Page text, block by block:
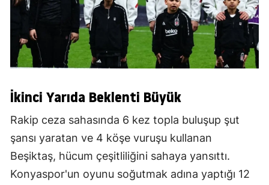
İkinci Yarıda Beklenti Büyük
Rakip ceza sahasında 6 kez topla buluşup şut
şansı yaratan ve 4 köşe vuruşu kullanan
Beşiktaş, hücum çeşitliliğini sahaya yansıttı.
Konyaspor'un oyunu soğutmak adına yaptığı 12